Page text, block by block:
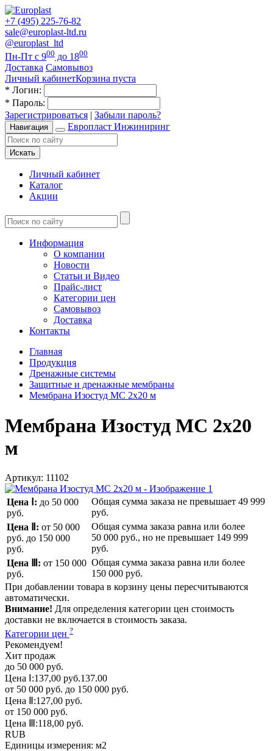
+7 (495) 225-76-82
sale@europlast-ltd.ru
@europlast_ltd
Пн-Пт с 900 до 1800
Доставка Самовывоз
Личный кабинетКорзина пуста
* Логин:
* Пароль:
Зарегистрироваться | Забыли пароль?
Навигация Европласт Инжиниринг
Искать
Личный кабинет
Каталог
Акции
Информация
О компании
Новости
Статьи и Видео
Прайс-лист
Категории цен
Самовывоз
Доставка
Контакты
Главная
Продукция
Дренажные системы
Защитные и дренажные мембраны
Мембрана Изостуд МС 2х20 м
Мембрана Изостуд МС 2х20
м
Артикул: 11102
Цена Ⅰ: до 50 000
руб.
Общая сумма заказа не превышает 49 999
руб.
Цена Ⅱ: от 50 000
руб. до 150 000
руб.
Общая сумма заказа равна или более
50 000 руб., но не превышает 149 999
руб.
Цена Ⅲ: от 150 000
руб.
Общая сумма заказа равна или более
150 000 руб.
При добавлении товара в корзину цены пересчитываются
автоматически.
Внимание! Для определения категории цен стоимость
доставки не включается в стоимость заказа.
Категории цен ?
Рекомендуем!
Хит продаж
до 50 000 руб.
Цена Ⅰ:137,00 руб.137.00
от 50 000 руб. до 150 000 руб.
Цена Ⅱ:127,00 руб.
от 150 000 руб.
Цена Ⅲ:118,00 руб.
RUB
Единицы измерения: м2